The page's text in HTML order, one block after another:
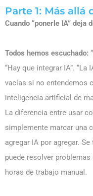
Parte 1: Más allá
Cuando “ponerle IA” deja
Todos hemos escuchado:
“Hay que integrar IA”.
vacías si no entendemos
inteligencia artificial de
La diferencia entre usar
simplemente marcar una
agregar IA por agregar.
puede resolver
horas de trabajo manual.